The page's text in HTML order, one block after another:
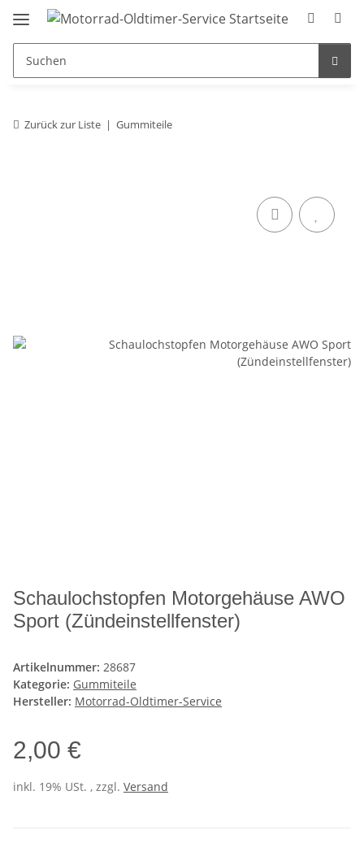
Zurück zur Liste Gummiteile
Schaulochstopfen Motorgehäuse AWO
Sport (Zündeinstellfenster)
Artikelnummer: 28687
Kategorie: Gummiteile
Hersteller: Motorrad-Oldtimer-Service
2,00 €
inkl. 19% USt. , zzgl. Versand